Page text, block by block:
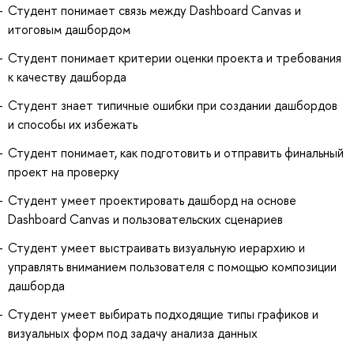
Студент понимает связь между Dashboard Canvas и
итоговым дашбордом
Студент понимает критерии оценки проекта и требования
к качеству дашборда
Студент знает типичные ошибки при создании дашбордов
и способы их избежать
Студент понимает, как подготовить и отправить финальный
проект на проверку
Студент умеет проектировать дашборд на основе
Dashboard Canvas и пользовательских сценариев
Студент умеет выстраивать визуальную иерархию и
управлять вниманием пользователя с помощью композиции
дашборда
Студент умеет выбирать подходящие типы графиков и
визуальных форм под задачу анализа данных